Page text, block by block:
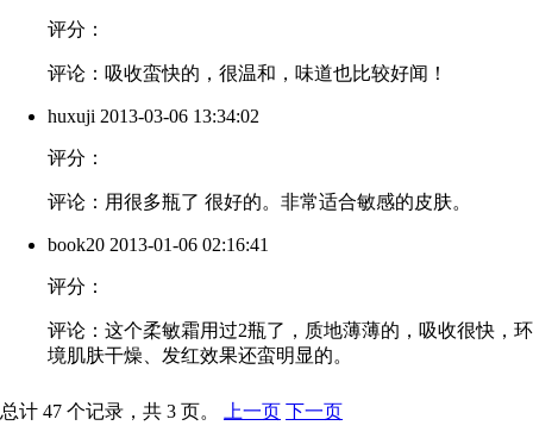
评分：
评论：吸收蛮快的，很温和，味道也比较好闻！
huxuji 2013-03-06 13:34:02
评分：
评论：用很多瓶了 很好的。非常适合敏感的皮肤。
book20 2013-01-06 02:16:41
评分：
评论：这个柔敏霜用过2瓶了，质地薄薄的，吸收很快，环
境肌肤干燥、发红效果还蛮明显的。
总计 47 个记录，共 3 页。 上一页 下一页